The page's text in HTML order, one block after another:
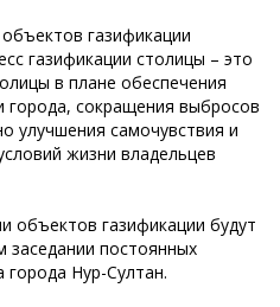
газификации
газификации столицы – это
в плане обеспечения
города, сокращения выбросов
улучшения самочувствия и
жизни владельцев
объектов газификации будут
постоянных
города Нур-Султан.